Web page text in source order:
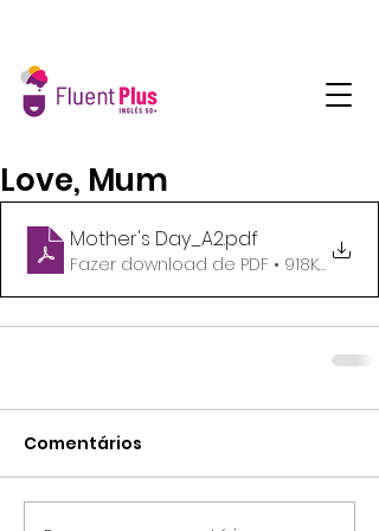
Love, Mum
Mother's Day_A2.pdf
Fazer download de PDF • 918KB
Comentários